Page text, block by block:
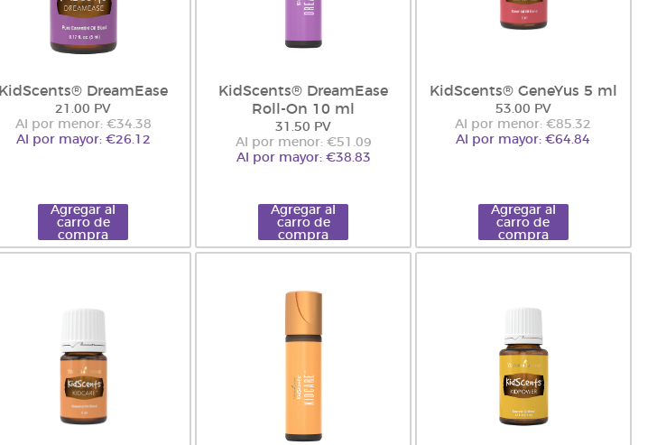
KidScents® DreamEase
21.00 PV
Al por menor: €34.38
Al por mayor: €26.12
Agregar al
carro de
compra
KidScents® DreamEase
Roll-On 10 ml
31.50 PV
Al por menor: €51.09
Al por mayor: €38.83
Agregar al
carro de
compra
KidScents® GeneYus 5 ml
53.00 PV
Al por menor: €85.32
Al por mayor: €64.84
Agregar al
carro de
compra